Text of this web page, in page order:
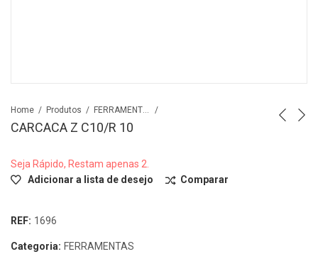
Home Produtos FERRAMENTAS
CARCACA Z C10/R 10
Seja Rápido, Restam apenas 2.
Adicionar a lista de desejo
Comparar
REF: 1696
Categoria: FERRAMENTAS